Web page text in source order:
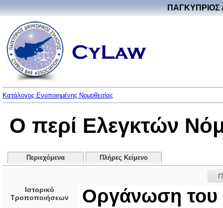
ΠΑΓΚΥΠΡΙΟΣ
Κατάλογος Ενοποιημένης Νομοθεσίας
Ο περί Ελεγκτών
Περιεχόμενα Πλήρες Κείμενο
Ιστορικό
Τροποποιήσεων
Οργάνωση του